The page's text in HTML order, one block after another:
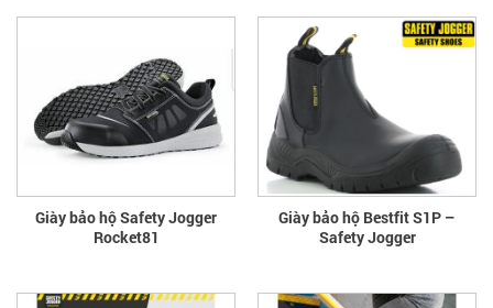
Giày bảo hộ Safety Jogger
Rocket81
Giày bảo hộ Bestfit S1P –
Safety Jogger